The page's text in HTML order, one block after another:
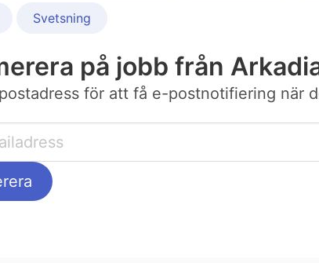
Svetsning
på jobb från
för att få e-postnotifiering när